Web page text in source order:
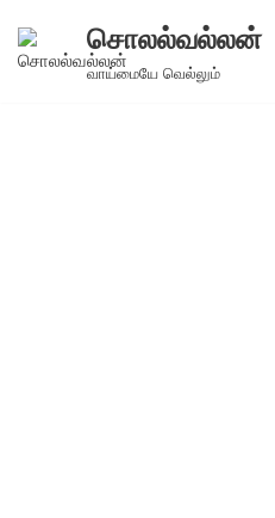
Skip
சொலல்வல்லன்
வாய்மையே வெல்லும்